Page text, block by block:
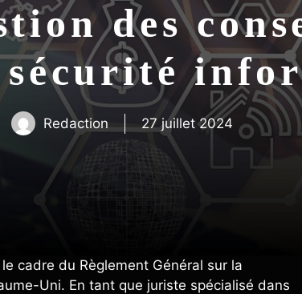
des
sécurité
Redaction 27 juillet 2024
cadre du Règlement Général sur la
Uni. En tant que juriste spécialisé dans